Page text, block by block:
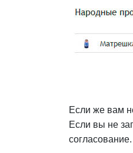
Если же вам
Если вы не
согласование.